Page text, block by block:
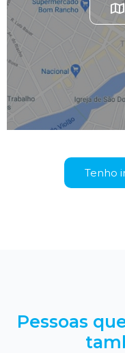
Tenho
Pessoas